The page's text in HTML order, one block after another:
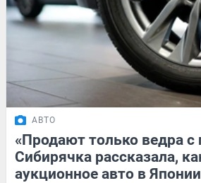
АВТО
«Продают только ведра с
Сибирячка рассказала,
аукционное авто в Японии